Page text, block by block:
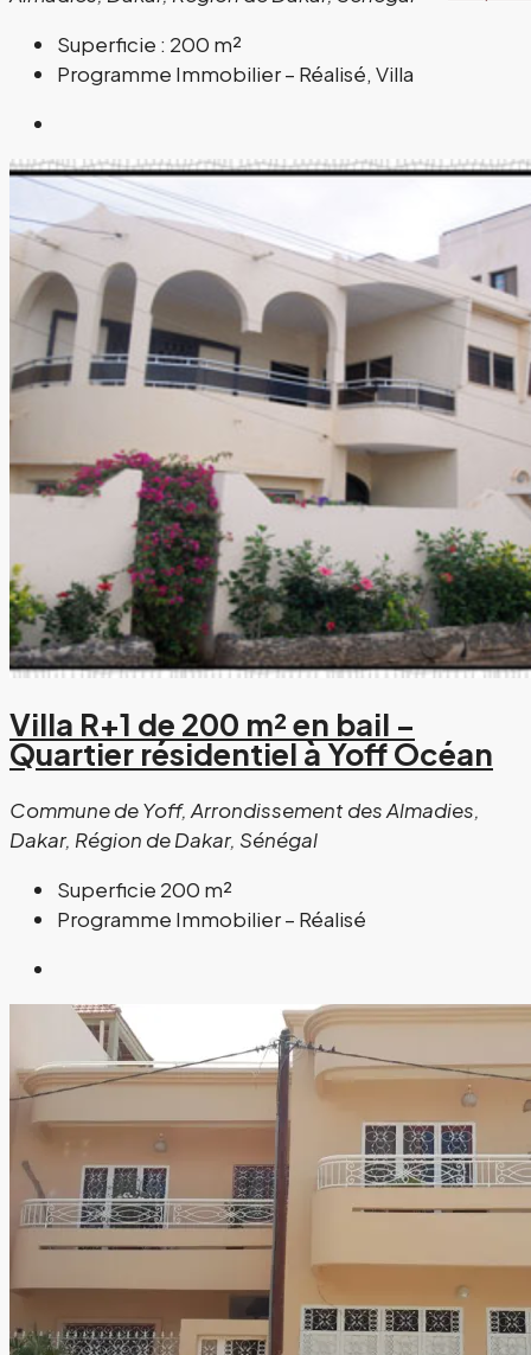
Superficie : 200 m²
Programme Immobilier – Réalisé, Villa
Villa R+1 de 200 m² en bail –
Quartier résidentiel à Yoff Océan
Commune de Yoff, Arrondissement des Almadies,
Dakar, Région de Dakar, Sénégal
Superficie 200 m²
Programme Immobilier – Réalisé